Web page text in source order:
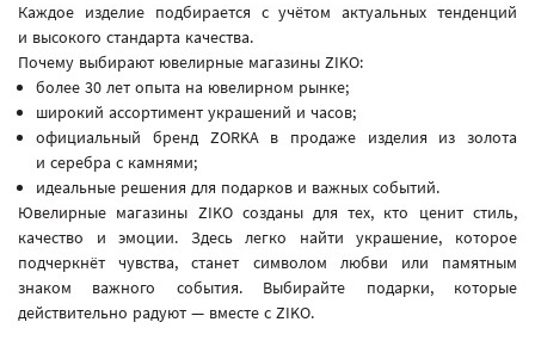
Каждое изделие подбирается с учётом актуальных тенденций
и высокого стандарта качества.
Почему выбирают ювелирные магазины ZIKO:
более 30 лет опыта на ювелирном рынке;
широкий ассортимент украшений и часов;
официальный бренд ZORKA в продаже изделия из золота
и серебра с камнями;
идеальные решения для подарков и важных событий.
Ювелирные магазины ZIKO созданы для тех, кто ценит стиль,
качество и эмоции. Здесь легко найти украшение, которое
подчеркнёт чувства, станет символом любви или памятным
знаком важного события. Выбирайте подарки, которые
действительно радуют — вместе с ZIKO.